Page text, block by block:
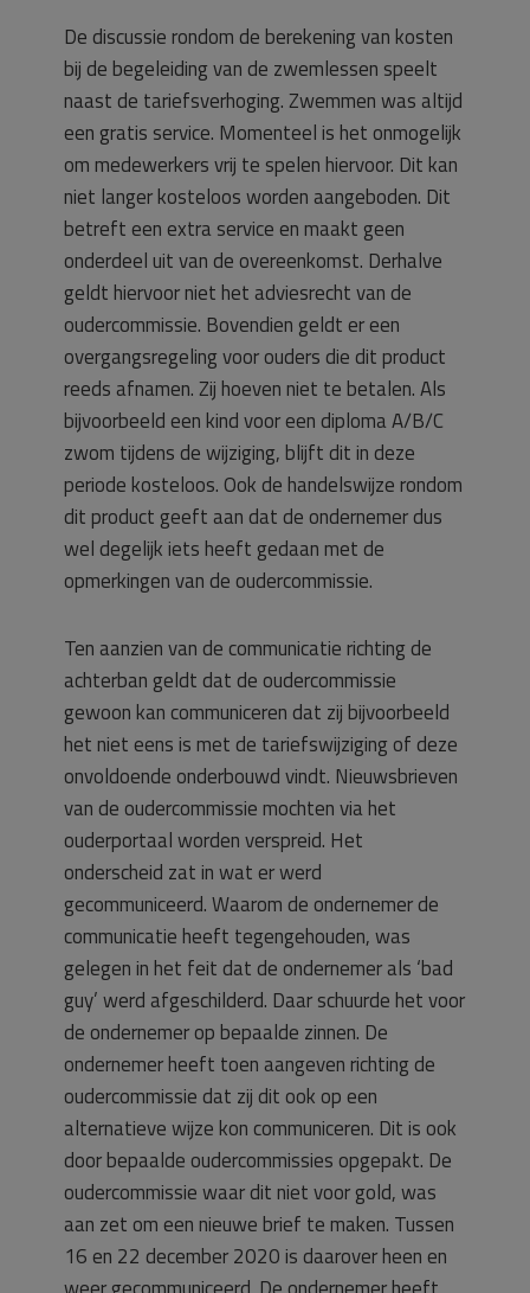
De discussie rondom de berekening van kosten
bij de begeleiding van de zwemlessen speelt
naast de tariefsverhoging. Zwemmen was altijd
een gratis service. Momenteel is het onmogelijk
om medewerkers vrij te spelen hiervoor. Dit kan
niet langer kosteloos worden aangeboden. Dit
betreft een extra service en maakt geen
onderdeel uit van de overeenkomst. Derhalve
geldt hiervoor niet het adviesrecht van de
oudercommissie. Bovendien geldt er een
overgangsregeling voor ouders die dit product
reeds afnamen. Zij hoeven niet te betalen. Als
bijvoorbeeld een kind voor een diploma A/B/C
zwom tijdens de wijziging, blijft dit in deze
periode kosteloos. Ook de handelswijze rondom
dit product geeft aan dat de ondernemer dus
wel degelijk iets heeft gedaan met de
opmerkingen van de oudercommissie.
Ten aanzien van de communicatie richting de
achterban geldt dat de oudercommissie
gewoon kan communiceren dat zij bijvoorbeeld
het niet eens is met de tariefswijziging of deze
onvoldoende onderbouwd vindt. Nieuwsbrieven
van de oudercommissie mochten via het
ouderportaal worden verspreid. Het
onderscheid zat in wat er werd
gecommuniceerd. Waarom de ondernemer de
communicatie heeft tegengehouden, was
gelegen in het feit dat de ondernemer als ‘bad
guy’ werd afgeschilderd. Daar schuurde het voor
de ondernemer op bepaalde zinnen. De
ondernemer heeft toen aangeven richting de
oudercommissie dat zij dit ook op een
alternatieve wijze kon communiceren. Dit is ook
door bepaalde oudercommissies opgepakt. De
oudercommissie waar dit niet voor gold, was
aan zet om een nieuwe brief te maken. Tussen
16 en 22 december 2020 is daarover heen en